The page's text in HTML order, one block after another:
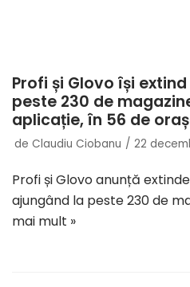
Profi și Glovo își
peste 230 de
aplicație, în 56 de
de Claudiu Ciobanu 22
Profi și Glovo anunță
ajungând la peste 230 de
mai mult »